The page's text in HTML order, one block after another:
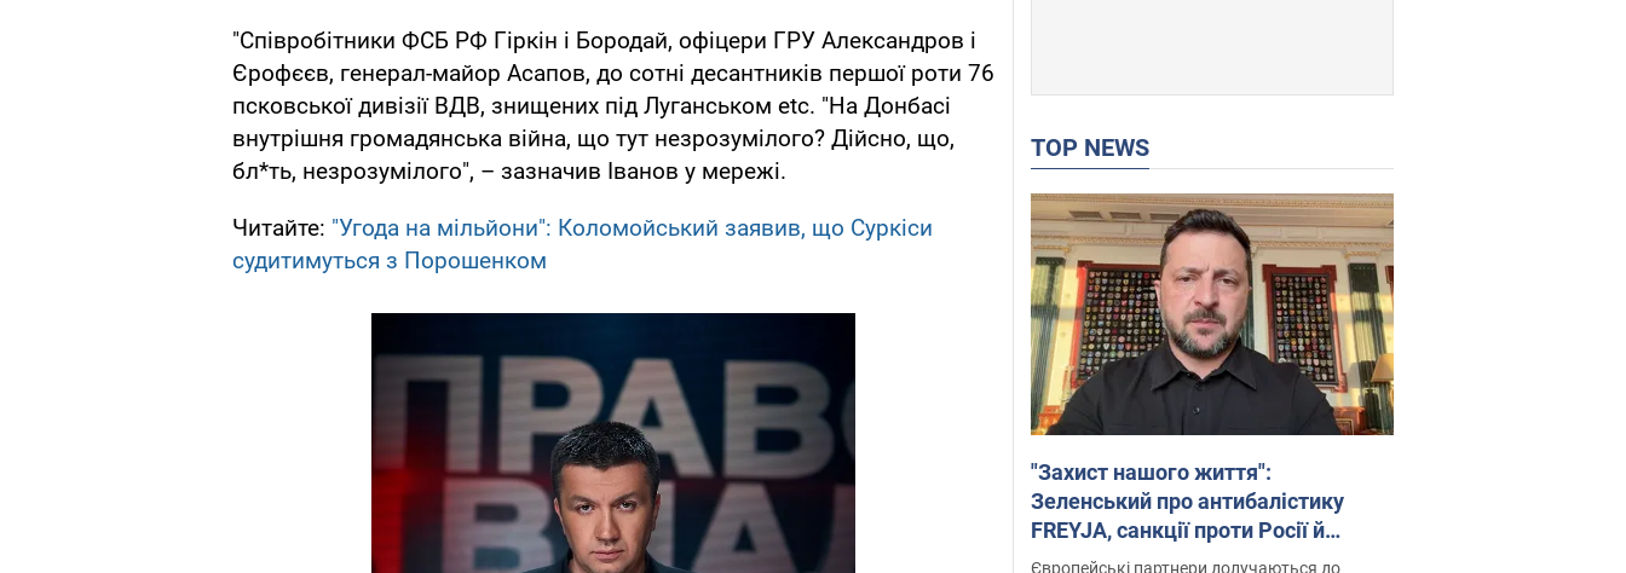
"Співробітники ФСБ РФ Гіркін і Бородай, офіцери ГРУ Александров і
Єрофєєв, генерал-майор Асапов, до сотні десантників першої роти 76
псковської дивізії ВДВ, знищених під Луганськом etc. "На Донбасі
внутрішня громадянська війна, що тут незрозумілого? Дійсно, що,
бл*ть, незрозумілого", – зазначив Іванов у мережі.
Читайте: "Угода на мільйони": Коломойський заявив, що Суркіси
судитимуться з Порошенком
TOP NEWS
"Захист нашого життя":
Зеленський про антибалістику
FREYJA, санкції проти Росії й
підтримку аграріїв. Відео
Європейські партнери долучаються до